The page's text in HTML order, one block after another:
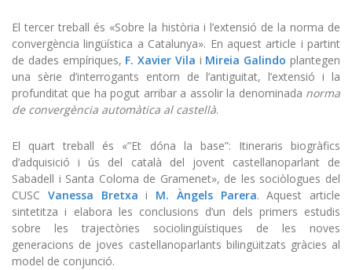
El tercer treball és «Sobre la història i l’extensió de la norma de
convergència lingüística a Catalunya». En aquest article i partint
de dades empíriques, F. Xavier Vila i Mireia Galindo plantegen
una sèrie d’interrogants entorn de l’antiguitat, l’extensió i la
profunditat que ha pogut arribar a assolir la denominada norma
de convergència automàtica al castellà.
El quart treball és «”Et dóna la base”: Itineraris biogràfics
d’adquisició i ús del català del jovent castellanoparlant de
Sabadell i Santa Coloma de Gramenet», de les sociòlogues del
CUSC Vanessa Bretxa i M. Àngels Parera. Aquest article
sintetitza i elabora les conclusions d’un dels primers estudis
sobre les trajectòries sociolingüístiques de les noves
generacions de joves castellanoparlants bilingüitzats gràcies al
model de conjunció.